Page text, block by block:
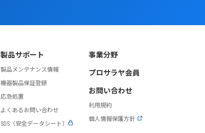
製品サポート
製品メンテナンス情報
機器製品保証登録
応急処置
よくあるお問い合わせ
SDS（安全データシート）
事業分野
プロサラヤ会員
お問い合わせ
利用規約
個人情報保護方針